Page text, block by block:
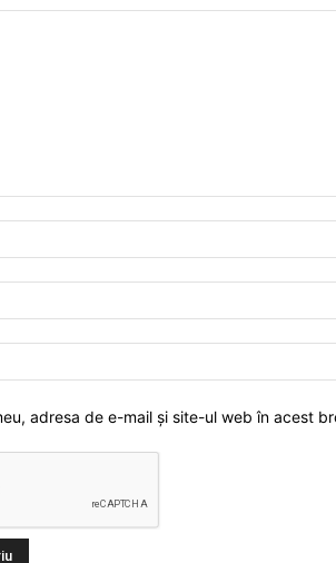
adresa de e-mail și site-ul web în acest